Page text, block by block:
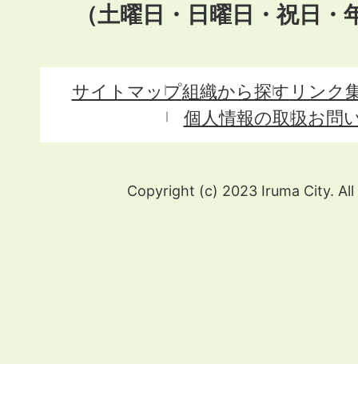
（土曜日・日曜日・祝日
サイトマップ組織から探す リンク
個人情報の取扱お問
Copyright (c) 2023 Iruma City. All